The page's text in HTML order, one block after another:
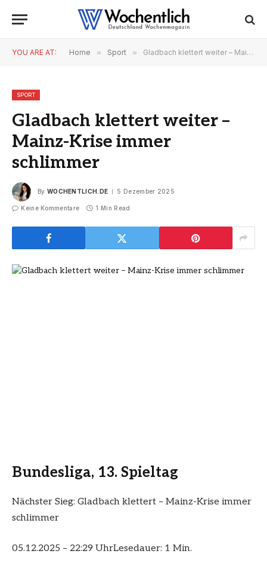
YOU ARE AT: Home » Sport » Gladbach klettert weiter – Mainz-Krise immer schlimmer
SPORT
Gladbach klettert weiter –
Mainz-Krise immer
schlimmer
By WOCHENTLICH.DE 5 Dezember 2025
Keine Kommentare 1 Min Read
Bundesliga, 13. Spieltag
Nächster Sieg: Gladbach klettert – Mainz-Krise immer
schlimmer
05.12.2025 – 22:29 UhrLesedauer: 1 Min.